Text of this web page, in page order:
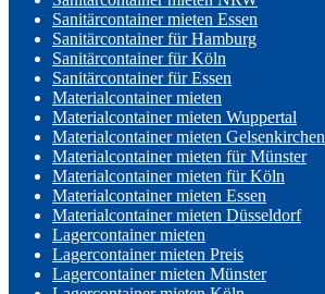
Sanitärcontainer mieten Essen
Sanitärcontainer für Hamburg
Sanitärcontainer für Köln
Sanitärcontainer für Essen
Materialcontainer mieten
Materialcontainer mieten Wuppertal
Materialcontainer mieten Gelsenkirchen
Materialcontainer mieten für Münster
Materialcontainer mieten für Köln
Materialcontainer mieten Essen
Materialcontainer mieten Düsseldorf
Lagercontainer mieten
Lagercontainer mieten Preis
Lagercontainer mieten Münster